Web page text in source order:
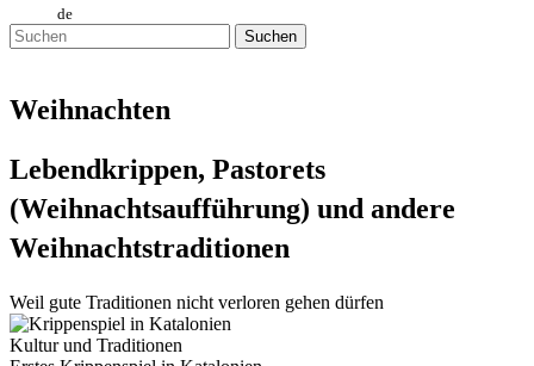
de
Suchen
Weihnachten
Lebendkrippen, Pastorets
(Weihnachtsaufführung) und andere
Weihnachtstraditionen
Weil gute Traditionen nicht verloren gehen dürfen
Kultur und Traditionen